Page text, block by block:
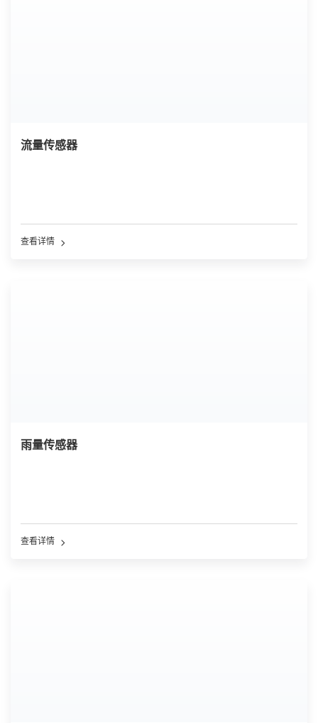
流量传感器
查看详情
雨量传感器
查看详情